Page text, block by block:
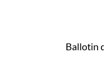
Ballotin